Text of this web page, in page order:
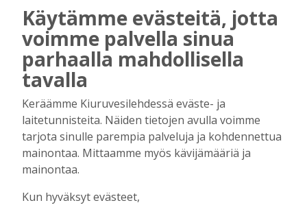
Eurooppa Digipaketti ja paperilehti
12 kk kestotilaus 225.00 €
ole ollut digitilausta voimassa edellisten 14
kuukauden aikana.
Tilausten sisältö
DigitilaussisältääKiuruvesilehti.fi
Käytämme evästeitä, jotta
voimme palvella sinua
parhaalla mahdollisella
tavalla
Keräämme Kiuruvesilehdessä eväste- ja
laitetunnisteita. Näiden tietojen avulla voimme
tarjota sinulle parempia palveluja ja kohdennettua
mainontaa. Mittaamme myös kävijämääriä ja
mainontaa.
Kun hyväksyt evästeet,